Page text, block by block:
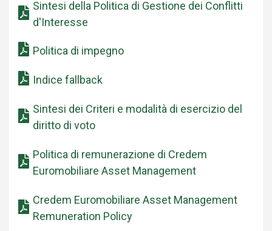
Sintesi della Politica di Gestione dei Conflitti
d'Interesse
Politica di impegno
Indice fallback
Sintesi dei Criteri e modalità di esercizio del
diritto di voto
Politica di remunerazione di Credem
Euromobiliare Asset Management
Credem Euromobiliare Asset Management
Remuneration Policy